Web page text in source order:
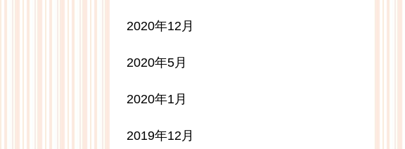
2020年12月
2020年5月
2020年1月
2019年12月